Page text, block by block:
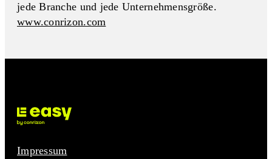
jede Branche und jede Unternehmensgröße.
www.conrizon.com
Impressum